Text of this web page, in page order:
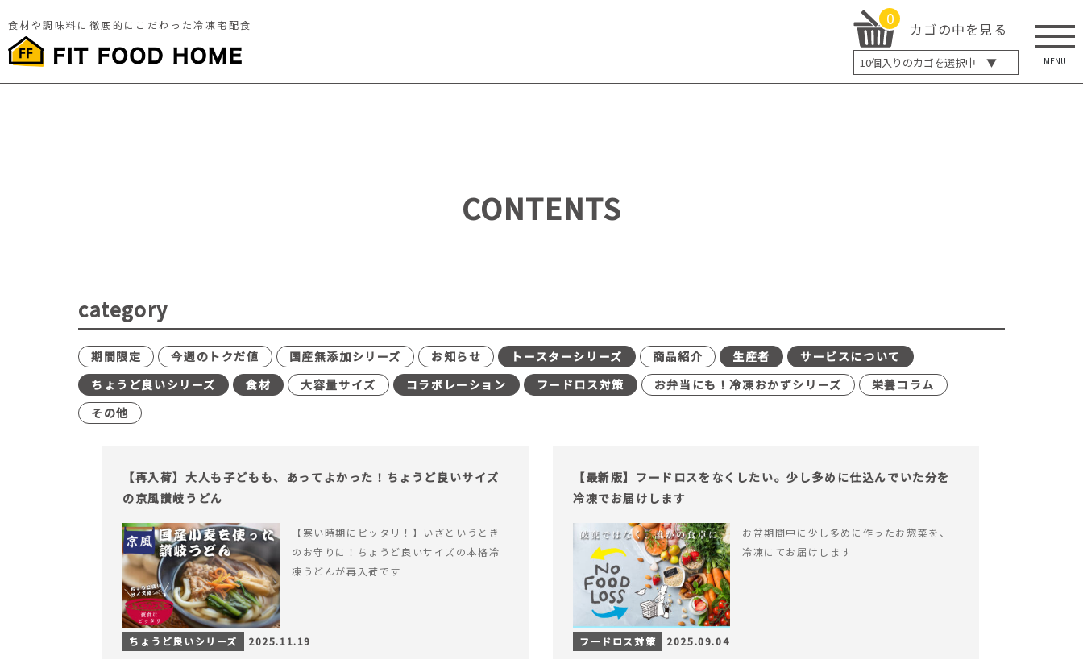
食材や調味料に徹底的にこだわった冷凍宅配食 0
カゴの中を見る
10個入りのカゴを選択中 ▼
5個入り
MENU
CONTENTS
category
期間限定 今週のトクだ値 国産無添加シリーズ お知らせ トースターシリーズ 商品紹介 生産者
サービスについて
ちょうど良いシリーズ
食材 大容量サイズ コラボレーション フードロス対策 お弁当にも！冷凍おかずシリーズ
栄養コラム
その他
【再入荷】大人も子どもも、あってよかった！ちょうど良いサイズ
の京風讃岐うどん
【寒い時期にピッタリ！】いざというとき
のお守りに！ちょうど良いサイズの本格冷
凍うどんが再入荷です
ちょうど良いシリーズ 2025.11.19
【最新版】フードロスをなくしたい。少し多めに仕込んでいた分を
冷凍でお届けします
お盆期間中に少し多めに作ったお惣菜を、
冷凍にてお届けします
フードロス対策 2025.09.04